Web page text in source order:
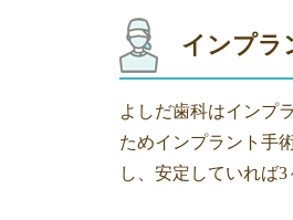
インプラ
よしだ歯科はインプ
ためインプラント手
し、安定していれば